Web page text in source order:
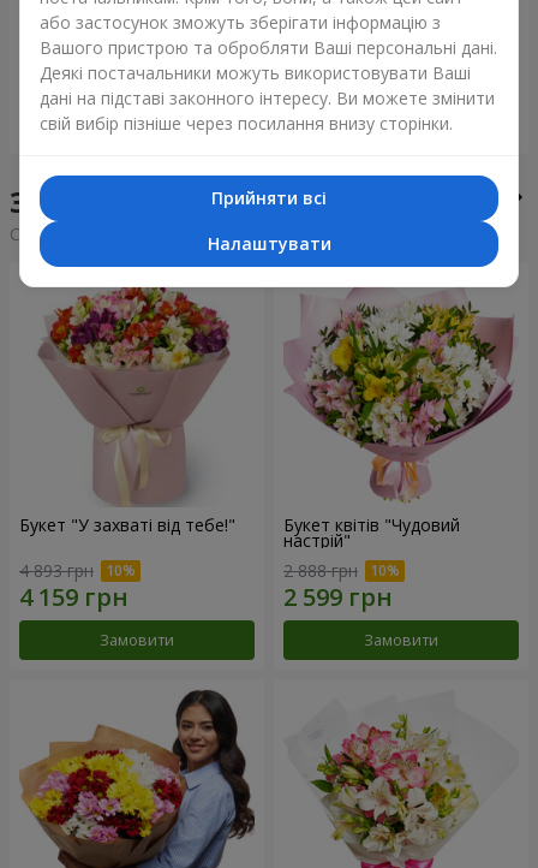
Букет "Tarnis"
9 937 грн
Замовити
Монобукет з 9 білих троянд
2 221 грн
Замовити
Збірні букети у місті Ніжин
Сортування: дорожче
Букет "У захваті від тебе!"
4 893 грн
Замовити
Букет квітів "Чудовий
настрій"
2 888 грн
Замовити
або застосунок зможуть зберігати інформацію з
Вашого пристрою та обробляти Ваші персональні дані.
Деякі постачальники можуть використовувати Ваші
дані на підставі законного інтересу. Ви можете змінити
свій вибір пізніше через посилання внизу сторінки.
Прийняти всі
Налаштувати